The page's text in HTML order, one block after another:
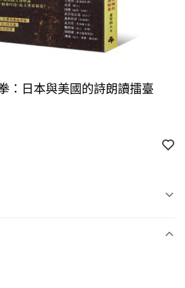
：日本與美國的詩朗讀擂臺